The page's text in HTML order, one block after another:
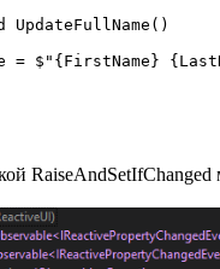
UpdateFullName()
= $"{FirstName}
RaiseAndSetIfChanged